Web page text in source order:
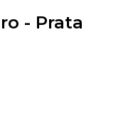
- Prata